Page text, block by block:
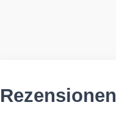
Rezensionen